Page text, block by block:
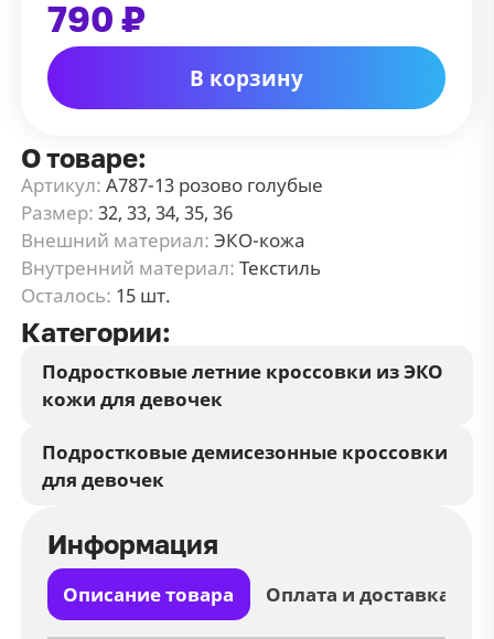
790 ₽
В корзину
О товаре:
Артикул: А787-13 розово голубые
Размер: 32, 33, 34, 35, 36
Внешний материал: ЭКО-кожа
Внутренний материал: Текстиль
Осталось: 15 шт.
Категории:
Подростковые летние кроссовки из ЭКО
кожи для девочек
Подростковые демисезонные кроссовки
для девочек
Информация
Описание товара Оплата и доставка